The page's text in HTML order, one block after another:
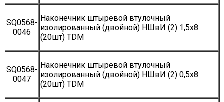
SQ0568-
0046
Наконечник штыревой втулочный
изолированный (двойной) НШвИ (2) 1,5х8
(20шт) TDM
SQ0568-
0047
Наконечник штыревой втулочный
изолированный (двойной) НШвИ (2) 0,5х8
(20шт) TDM